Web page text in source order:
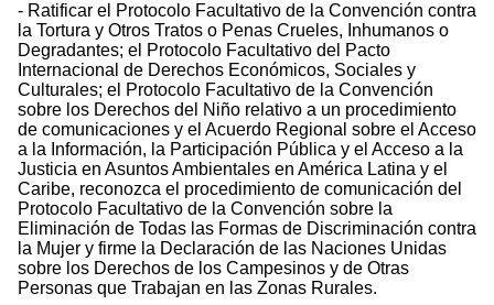
- Ratificar el Protocolo Facultativo de la Convención contra
la Tortura y Otros Tratos o Penas Crueles, Inhumanos o
Degradantes; el Protocolo Facultativo del Pacto
Internacional de Derechos Económicos, Sociales y
Culturales; el Protocolo Facultativo de la Convención
sobre los Derechos del Niño relativo a un procedimiento
de comunicaciones y el Acuerdo Regional sobre el Acceso
a la Información, la Participación Pública y el Acceso a la
Justicia en Asuntos Ambientales en América Latina y el
Caribe, reconozca el procedimiento de comunicación del
Protocolo Facultativo de la Convención sobre la
Eliminación de Todas las Formas de Discriminación contra
la Mujer y firme la Declaración de las Naciones Unidas
sobre los Derechos de los Campesinos y de Otras
Personas que Trabajan en las Zonas Rurales.